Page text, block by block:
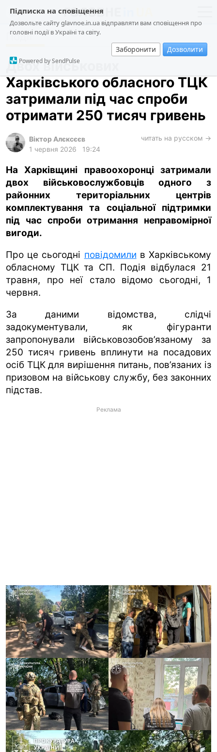
Підписка на сповіщення
Дозвольте сайту glavnoe.in.ua відправляти вам сповіщення про
головні події в Україні та світу.
Заборонити Дозволити
Powered by SendPulse
новини
про проєкт
суспільство
події
кримінал
техно
харків
архів
gambling
ua ru
Події
Двох військових
Харківського обласного ТЦК
затримали під час спроби
отримати 250 тисяч гривень
Віктор Алєксєєв
1 червня 2026
19:24
читать на русском →
На Харківщині правоохоронці затримали
двох військовослужбовців одного з
районних територіальних центрів
комплектування та соціальної підтримки
під час спроби отримання неправомірної
вигоди.
Про це сьогодні повідомили в Харківському
обласному ТЦК та СП. Подія відбулася 21
травня, про неї стало відомо сьогодні, 1
червня.
За даними відомства, слідчі
задокументували, як фігуранти
запропонували військовозобов’язаному за
250 тисяч гривень вплинути на посадових
осіб ТЦК для вирішення питань, пов’язаних із
призовом на військову службу, без законних
підстав.
Реклама